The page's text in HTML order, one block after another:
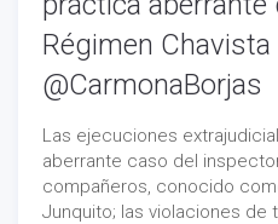
Régimen Chavista
@CarmonaBorjas
Las ejecuciones
aberrante caso del
compañeros, conocido
Junquito; las violaciones de